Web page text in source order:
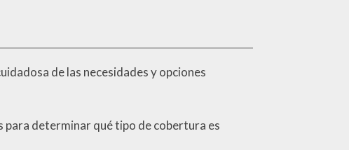
de las necesidades y opciones
para determinar qué tipo de cobertura es